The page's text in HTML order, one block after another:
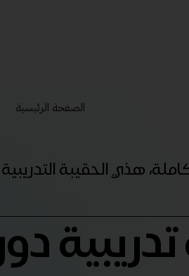
الصفحة الرئيسية
هذي الحقيبة